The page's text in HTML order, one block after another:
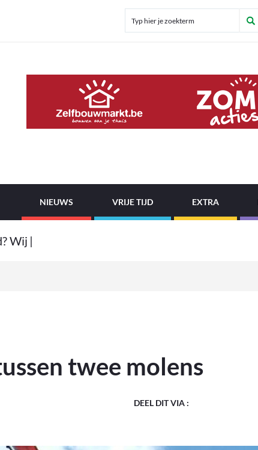
NIEUWS VRIJE TIJD EXTRA
?Wij w
twee molens
DEEL DIT VIA :